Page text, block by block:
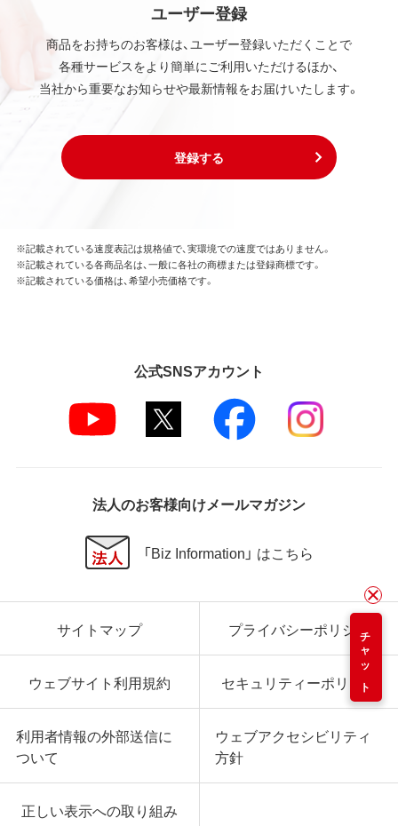
ユーザー登録
商品をお持ちのお客様は、ユーザー登録いただくことで
各種サービスをより簡単にご利用いただけるほか、
当社から重要なお知らせや最新情報をお届けいたします。
登録する
チャット
※記載されている速度表記は規格値で、実環境での速度ではありません。
※記載されている各商品名は、一般に各社の商標または登録商標です。
※記載されている価格は、希望小売価格です。
公式SNSアカウント
法人のお客様向けメールマガジン
「Biz Information」 はこちら
サイトマップ プライバシーポリシー
ウェブサイト利用規約 セキュリティーポリシー
利用者情報の外部送信に
ついて
ウェブアクセシビリティ
方針
正しい表示への取り組み